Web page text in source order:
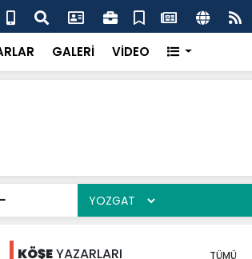
UMKE'ye övgü
GALERİ VİDEO
KÖŞEYAZARLARI TÜMÜ